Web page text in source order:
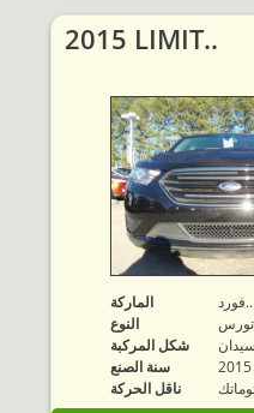
2015 LIMIT..
الماركة
فورد..
النوع
شكل المركبة
سنة الصنع
2015
ناقل الحركة